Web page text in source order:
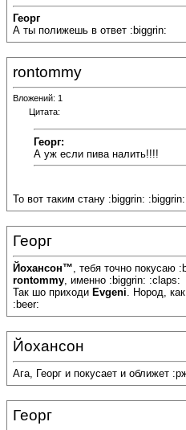
Георг
А ты полижешь в ответ :biggrin:
rontommy
Вложений: 1
Цитата:
Георг:
А уж если пива налить!!!!
То вот таким стану :biggrin:
Георг
Йохансон™, тебя точно покусаю
rontommy, именно :biggrin: :claps:
Так шо приходи Evgeni. Нород,
:beer:
Йохансон
Ага, Георг и покусает и оближет
Георг